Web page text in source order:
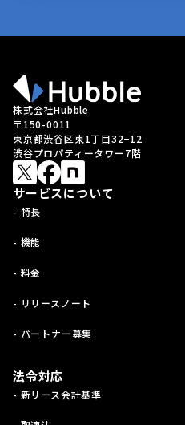
株式会社Hubble
〒150-0011
東京都渋谷区東1丁目32−12
渋谷プロパティータワー7階
サービスについて
- 特長
- 機能
- 料金
- リリースノート
- パートナー募集
法令対応
- 新リース会計基準